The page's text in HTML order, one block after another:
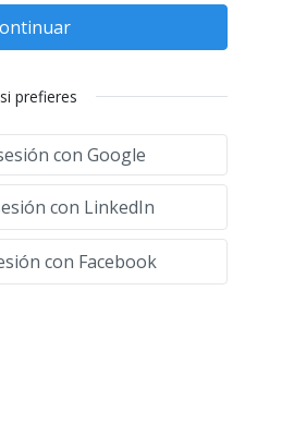
prefieres
con Google
con LinkedIn
con Facebook